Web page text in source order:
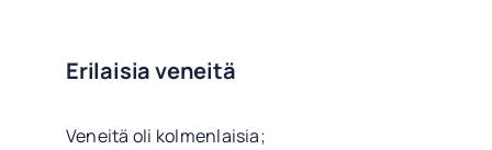
Erilaisia veneitä
Veneitä oli kolmenlaisia;